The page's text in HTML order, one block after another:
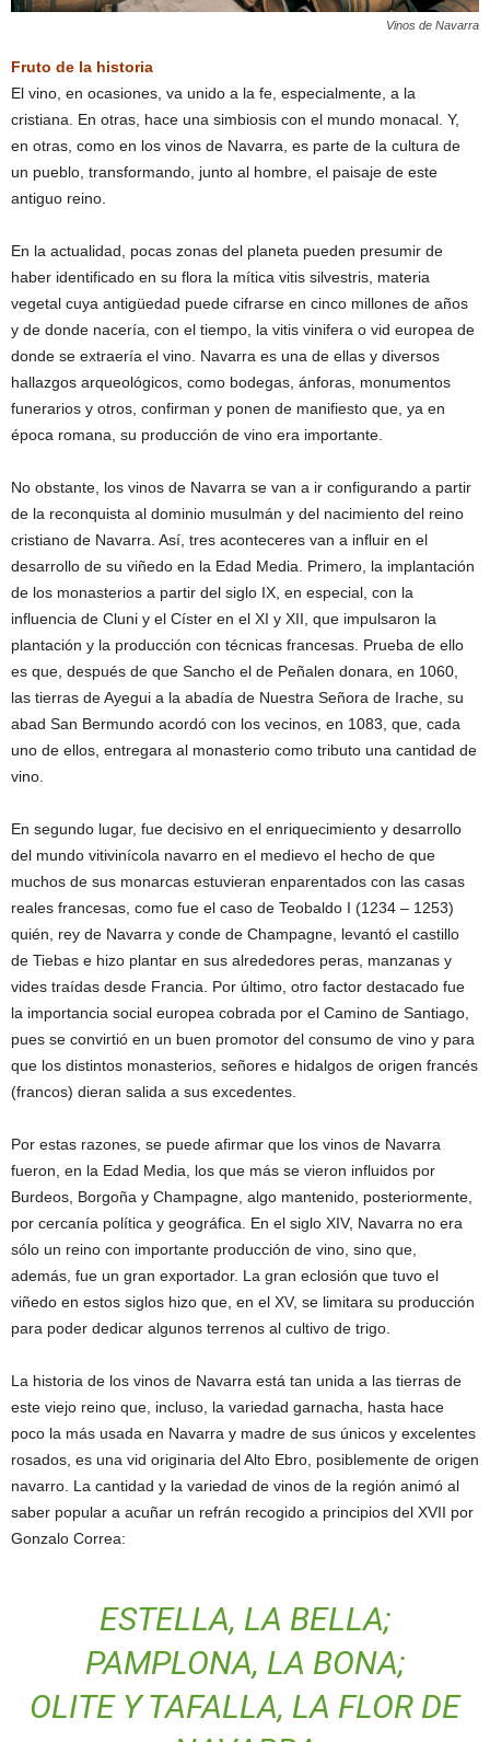
Vinos de Navarra
Fruto de la historia
El vino, en ocasiones, va unido a la fe, especialmente, a la
cristiana. En otras, hace una simbiosis con el mundo monacal. Y,
en otras, como en los vinos de Navarra, es parte de la cultura de
un pueblo, transformando, junto al hombre, el paisaje de este
antiguo reino.
En la actualidad, pocas zonas del planeta pueden presumir de
haber identificado en su flora la mítica vitis silvestris, materia
vegetal cuya antigüedad puede cifrarse en cinco millones de años
y de donde nacería, con el tiempo, la vitis vinifera o vid europea de
donde se extraería el vino. Navarra es una de ellas y diversos
hallazgos arqueológicos, como bodegas, ánforas, monumentos
funerarios y otros, confirman y ponen de manifiesto que, ya en
época romana, su producción de vino era importante.
No obstante, los vinos de Navarra se van a ir configurando a partir
de la reconquista al dominio musulmán y del nacimiento del reino
cristiano de Navarra. Así, tres aconteceres van a influir en el
desarrollo de su viñedo en la Edad Media. Primero, la implantación
de los monasterios a partir del siglo IX, en especial, con la
influencia de Cluni y el Císter en el XI y XII, que impulsaron la
plantación y la producción con técnicas francesas. Prueba de ello
es que, después de que Sancho el de Peñalen donara, en 1060,
las tierras de Ayegui a la abadía de Nuestra Señora de Irache, su
abad San Bermundo acordó con los vecinos, en 1083, que, cada
uno de ellos, entregara al monasterio como tributo una cantidad de
vino.
En segundo lugar, fue decisivo en el enriquecimiento y desarrollo
del mundo vitivinícola navarro en el medievo el hecho de que
muchos de sus monarcas estuvieran enparentados con las casas
reales francesas, como fue el caso de Teobaldo I (1234 – 1253)
quién, rey de Navarra y conde de Champagne, levantó el castillo
de Tiebas e hizo plantar en sus alrededores peras, manzanas y
vides traídas desde Francia. Por último, otro factor destacado fue
la importancia social europea cobrada por el Camino de Santiago,
pues se convirtió en un buen promotor del consumo de vino y para
que los distintos monasterios, señores e hidalgos de origen francés
(francos) dieran salida a sus excedentes.
Por estas razones, se puede afirmar que los vinos de Navarra
fueron, en la Edad Media, los que más se vieron influidos por
Burdeos, Borgoña y Champagne, algo mantenido, posteriormente,
por cercanía política y geográfica. En el siglo XIV, Navarra no era
sólo un reino con importante producción de vino, sino que,
además, fue un gran exportador. La gran eclosión que tuvo el
viñedo en estos siglos hizo que, en el XV, se limitara su producción
para poder dedicar algunos terrenos al cultivo de trigo.
La historia de los vinos de Navarra está tan unida a las tierras de
este viejo reino que, incluso, la variedad garnacha, hasta hace
poco la más usada en Navarra y madre de sus únicos y excelentes
rosados, es una vid originaria del Alto Ebro, posiblemente de origen
navarro. La cantidad y la variedad de vinos de la región animó al
saber popular a acuñar un refrán recogido a principios del XVII por
Gonzalo Correa:
ESTELLA, LA BELLA;
PAMPLONA, LA BONA;
OLITE Y TAFALLA, LA FLOR DE